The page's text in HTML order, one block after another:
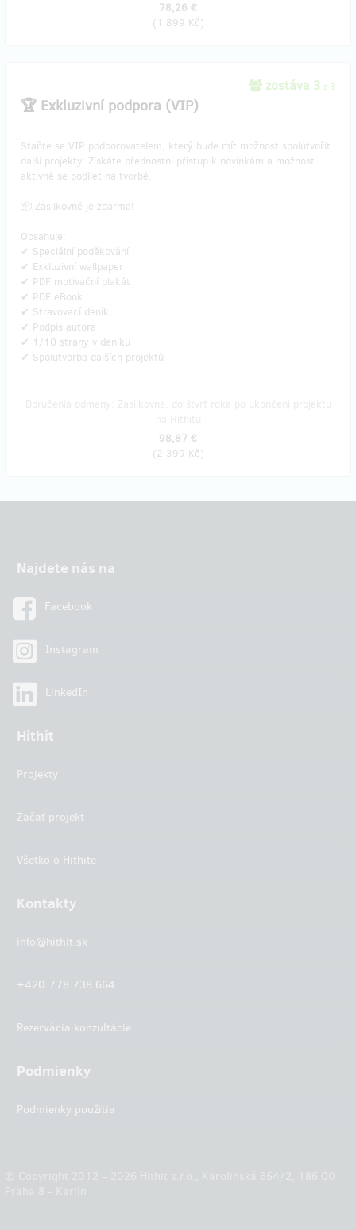
78,26 €
(1 899 Kč)
zostáva 3 z 3
🏆 Exkluzivní podpora (VIP)
Staňte se VIP podporovatelem, který bude mít možnost spolutvořit
další projekty. Získáte přednostní přístup k novinkám a možnost
aktivně se podílet na tvorbě.
📦 Zásilkovné je zdarma!
Obsahuje:
✔ Speciální poděkování
✔ Exkluzivní wallpaper
✔ PDF motivační plakát
✔ PDF eBook
✔ Stravovací deník
✔ Podpis autora
✔ 1/10 strany v deníku
✔ Spolutvorba dalších projektů
98,87 €
(2 399 Kč)
Najdete nás na
Facebook
Instagram
LinkedIn
Hithit
Projekty
Začať projekt
Všetko o Hithite
Kontakty
info@hithit.sk
+420 778 738 664
Rezervácia konzultácie
Podmienky
Podmienky použitia